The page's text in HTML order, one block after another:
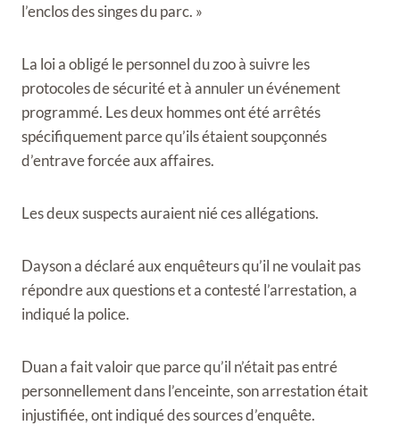
l’enclos des singes du parc. »
La loi a obligé le personnel du zoo à suivre les
protocoles de sécurité et à annuler un événement
programmé. Les deux hommes ont été arrêtés
spécifiquement parce qu’ils étaient soupçonnés
d’entrave forcée aux affaires.
Les deux suspects auraient nié ces allégations.
Dayson a déclaré aux enquêteurs qu’il ne voulait pas
répondre aux questions et a contesté l’arrestation, a
indiqué la police.
Duan a fait valoir que parce qu’il n’était pas entré
personnellement dans l’enceinte, son arrestation était
injustifiée, ont indiqué des sources d’enquête.